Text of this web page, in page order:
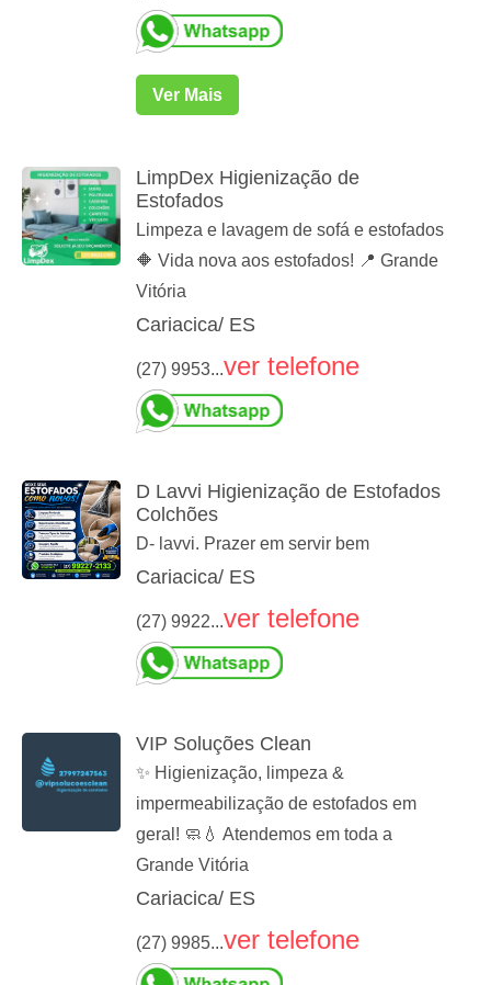
Ver Mais
LimpDex Higienização de
Estofados
Limpeza e lavagem de sofá e estofados
🔶 Vida nova aos estofados! 📍 Grande
Vitória
Cariacica/ ES
(27) 9953...ver telefone
D Lavvi Higienização de Estofados
Colchões
D- lavvi. Prazer em servir bem
Cariacica/ ES
(27) 9922...ver telefone
VIP Soluções Clean
✨ Higienização, limpeza &
impermeabilização de estofados em
geral! 🧼💧 Atendemos em toda a
Grande Vitória
Cariacica/ ES
(27) 9985...ver telefone